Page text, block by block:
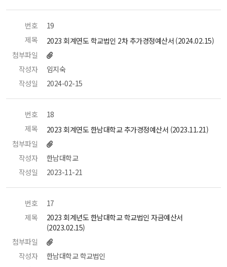
번호
19
제목
2023 회계연도 학교법인 2차 추가경정예산서 (2024.02.15)
첨부파일
작성자
임지숙
작성일
2024-02-15
번호
18
제목
2023 회계연도 한남대학교 추가경정예산서 (2023.11.21)
첨부파일
작성자
한남대학교
작성일
2023-11-21
번호
17
제목
2023 회계년도 한남대학교 학교법인 자금예산서
(2023.02.15)
첨부파일
작성자
한남대학교 학교법인